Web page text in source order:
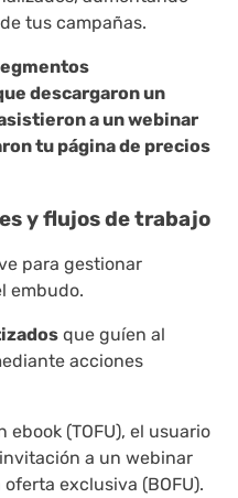
tus campañas.
descargaron un
a un webinar
tu página de precios
y flujos de trabajo
para gestionar
embudo.
que guíen al
acciones
(TOFU), el usuario
a un webinar
exclusiva (BOFU).